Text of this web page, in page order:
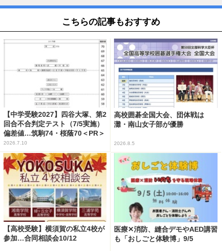
こちらの記事もおすすめ
【中学受験2027】四谷大塚、第2
回合不合判定テスト（7/5実施）
偏差値…筑駒74・桜蔭70＜PR＞
2026.7.10
高校囲碁全国大会、団体戦は
灘・南山女子部が優勝
2026.8.5
【高校受験】横須賀の私立4校が
参加…合同相談会10/12
医療✕消防、縫合デモやAED講習
も「おしごと体験博」9/5